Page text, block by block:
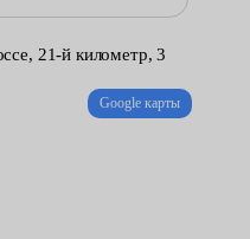
При
21-й километр, 3
Google карты